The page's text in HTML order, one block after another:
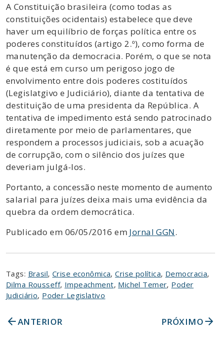
A Constituição brasileira (como todas as
constituições ocidentais) estabelece que deve
haver um equilíbrio de forças política entre os
poderes constituídos (artigo 2.º), como forma de
manutenção da democracia. Porém, o que se nota
é que está em curso um perigoso jogo de
envolvimento entre dois poderes costituídos
(Legislatgivo e Judiciário), diante da tentativa de
destituição de uma presidenta da República. A
tentativa de impedimento está sendo patrocinado
diretamente por meio de parlamentares, que
respondem a processos judiciais, sob a acuação
de corrupção, com o silêncio dos juízes que
deveriam julgá-los.
Portanto, a concessão neste momento de aumento
salarial para juízes deixa mais uma evidência da
quebra da ordem democrática.
Publicado em 06/05/2016 em Jornal GGN.
Tags: Brasil, Crise econômica,Crise política, Democracia,
Dilma Rousseff, Impeachment, Michel Temer, Poder
Judiciário, Poder Legislativo
arrow_backANTERIOR PRÓXIMO arrow_forward